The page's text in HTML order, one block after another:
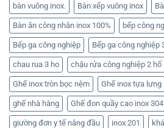
bàn vuông inox. Bàn xếp vuông inox
Bàn ăn công nhân inox 100% bếp công
Bếp ga công nghiệp Bếp ga công nghiệp
chau rua 3 ho chậu rửa công nghiệp 2 hố
Ghế inox tròn bọc nệm Ghế inox tựa lưng
ghế nhà hàng Ghế đon quầy cao inox 304
giường đơn y tế nâng đầu inox 201